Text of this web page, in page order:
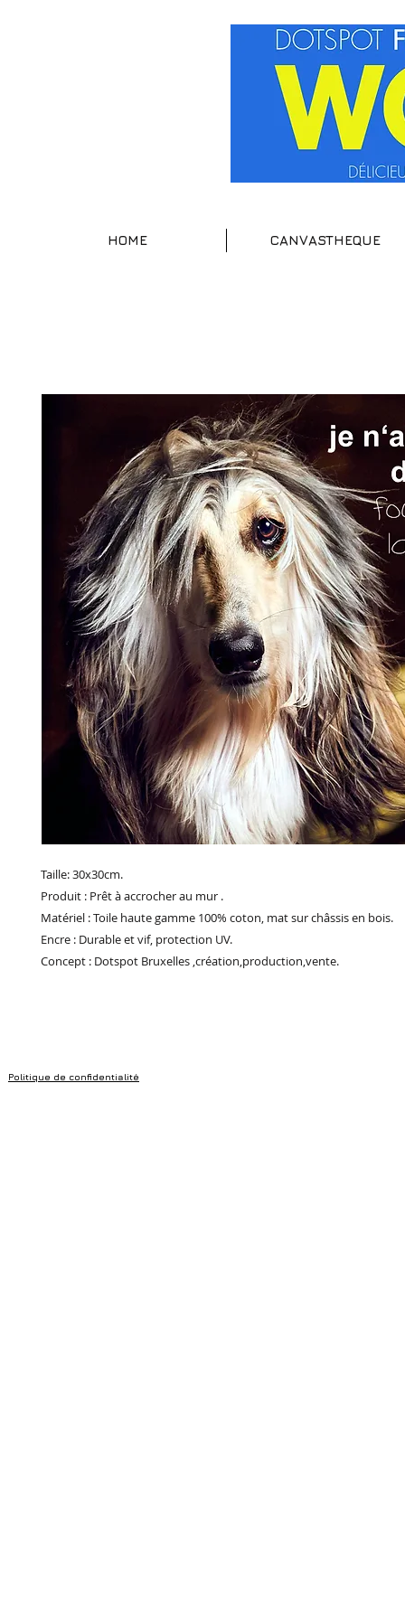
HOME CANVASTHEQUE
Taille: 30x30cm.
Produit : Prêt à accrocher au mur .
Matériel : Toile haute gamme 100% coton, mat sur châssis en bois.
Encre : Durable et vif, protection UV.
Concept : Dotspot Bruxelles ,création,production,vente.
Politique de confidentialité